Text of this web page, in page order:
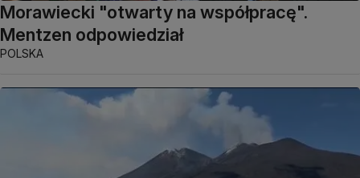
Morawiecki "otwarty na współpracę".
Mentzen odpowiedział
POLSKA